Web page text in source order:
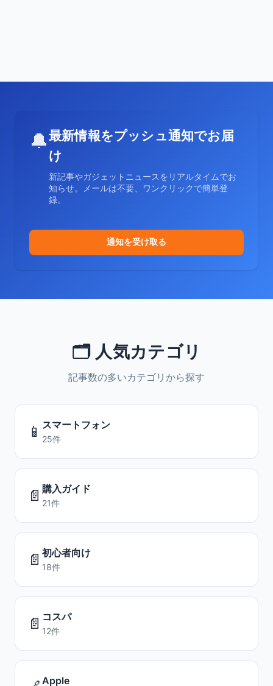
🔔最新情報をプッシュ通知でお届
け
新記事やガジェットニュースをリアルタイムでお
知らせ。メールは不要、ワンクリックで簡単登
録。
通知を受け取る
🗂️ 人気カテゴリ
記事数の多いカテゴリから探す
📱 スマートフォン
25件
📄 購入ガイド
21件
📄 初心者向け
18件
📄 コスパ
12件
Apple